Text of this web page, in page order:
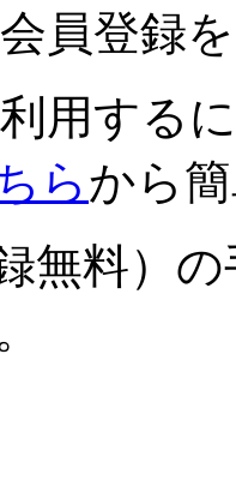
員登録
用する
らから
無料）